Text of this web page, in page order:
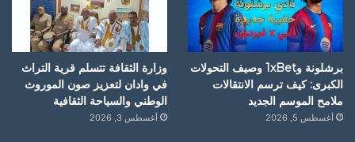
برشلونة و1xBet وصيف التحولات
الكبرى: كيف ترسم الانتقالات
ملامح الموسم الجديد
أغسطس 5, 2026
وزارة الثقافة تتسلم قرية التراث
في وادان لتعزيز صون الموروث
الوطني والسياحة الثقافية
أغسطس 3, 2026